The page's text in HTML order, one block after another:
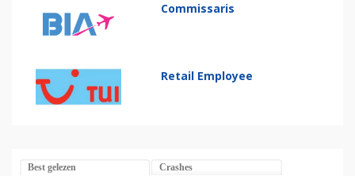
Commissaris
Retail Employee
Best gelezen Crashes